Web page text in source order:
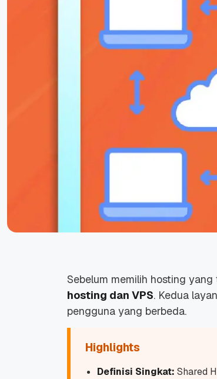
Sebelum memilih hosting
hosting dan VPS. Kedua
pengguna yang berbeda.
Highlights
Definisi Singkat: Shared